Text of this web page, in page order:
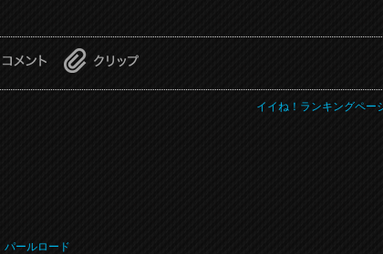
イイね！ランキングペー
パールロード